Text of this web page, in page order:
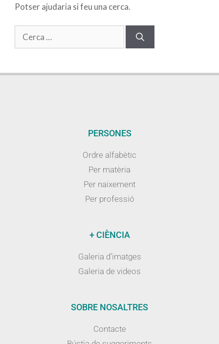
Potser ajudaria si feu una cerca.
PERSONES
Ordre alfabètic
Per matèria
Per naixement
Per professió
+ CIÈNCIA
Galeria d’imatges
Galeria de videos
SOBRE NOSALTRES
Contacte